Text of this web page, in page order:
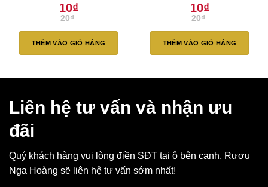
20₫
là:
10₫
tại
THÊM VÀO GIỎ HÀNG
20₫
là:
10₫
tại
THÊM VÀO GIỎ HÀNG
Liên hệ tư vấn và nhận ưu
đãi
Quý khách hàng vui lòng điền SĐT tại ô bên cạnh, Rượu
Nga Hoàng sẽ liên hệ tư vấn sớm nhất!